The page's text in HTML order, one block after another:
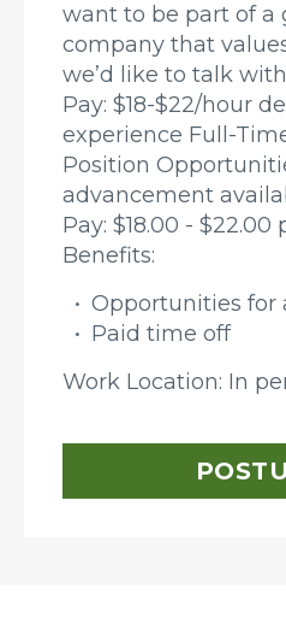
want to be part of a
company that
we’d like to talk
Pay: $18-$22/hour
experience Full-
Position
advancement
Pay: $18.00 - $22.00
Benefits:
Opportunities for
Paid time off
Work Location: In